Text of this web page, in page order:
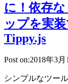
に！依存
ップを実
Tippy.js
Post on:2018年3月
シンプルなツー